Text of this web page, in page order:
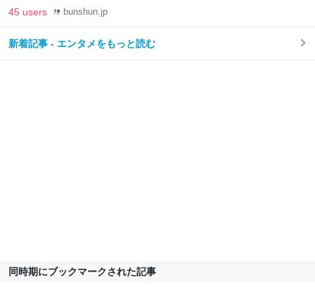
ライン
45 users bunshun.jp
新着記事 - エンタメをもっと読む
同時期にブックマークされた記事